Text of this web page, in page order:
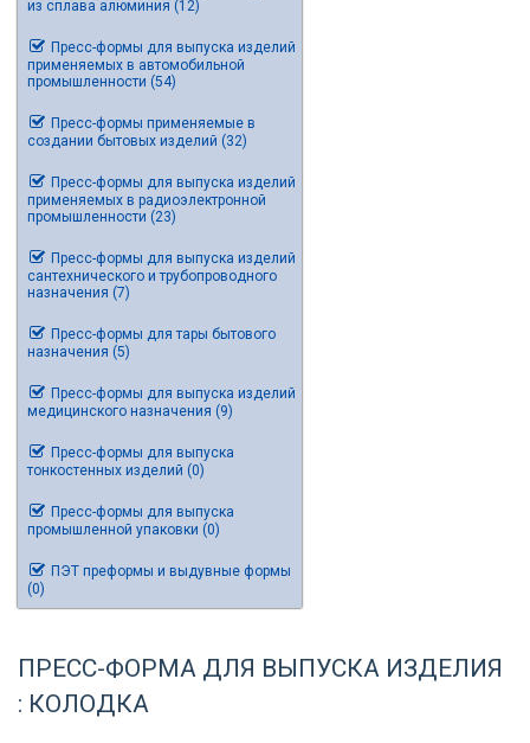
из сплава алюминия (12)
Пресс-формы для выпуска изделий
применяемых в автомобильной
промышленности (54)
Пресс-формы применяемые в
создании бытовых изделий (32)
Пресс-формы для выпуска изделий
применяемых в радиоэлектронной
промышленности (23)
Пресс-формы для выпуска изделий
сантехнического и трубопроводного
назначения (7)
Пресс-формы для тары бытового
назначения (5)
Пресс-формы для выпуска изделий
медицинского назначения (9)
Пресс-формы для выпуска
тонкостенных изделий (0)
Пресс-формы для выпуска
промышленной упаковки (0)
ПЭТ преформы и выдувные формы
(0)
ПРЕСС-ФОРМА ДЛЯ ВЫПУСКА ИЗДЕЛИЯ
: КОЛОДКА